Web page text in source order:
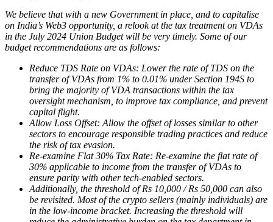
We believe that with a new Government in place, and to capitalise
on India’s Web3 opportunity, a relook at the tax treatment on VDAs
in the July 2024 Union Budget will be very timely. Some of our
budget recommendations are as follows:
Reduce TDS Rate on VDAs: Lower the rate of TDS on the
transfer of VDAs from 1% to 0.01% under Section 194S to
bring the majority of VDA transactions within the tax
oversight mechanism, to improve tax compliance, and prevent
capital flight.
Allow Loss Offset: Allow the offset of losses similar to other
sectors to encourage responsible trading practices and reduce
the risk of tax evasion.
Re-examine Flat 30% Tax Rate: Re-examine the flat rate of
30% applicable to income from the transfer of VDAs to
ensure parity with other tech-enabled sectors.
Additionally, the threshold of Rs 10,000 / Rs 50,000 can also
be revisited. Most of the crypto sellers (mainly individuals) are
in the low-income bracket. Increasing the threshold will